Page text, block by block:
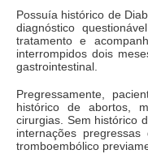
Possuía histórico de
diagnóstico
tratamento e
interrompidos dois
gastrointestinal.
Pregressamente,
histórico de abortos,
cirurgias. Sem histórico
internações
tromboembólico